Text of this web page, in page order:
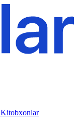
Kitobxonlar